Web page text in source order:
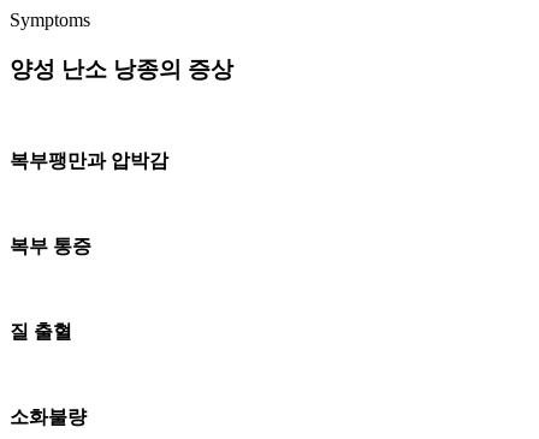
Symptoms
양성 난소 낭종의 증상
복부팽만과 압박감
복부 통증
질 출혈
소화불량